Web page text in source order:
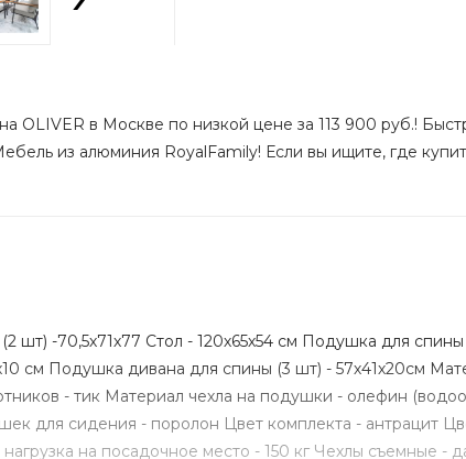
OLIVER в Москве по низкой цене за 113 900 руб.!
из алюминия RoyalFamily! Если вы ищите, где
шт) -70,5х71х77 Стол - 120х65х54 см Подушка для
см Подушка дивана для спины (3 шт) - 57х41х20см
- тик Материал чехла на подушки - олефин
для сидения - поролон Цвет комплекта - антрацит
на посадочное место - 150 кг Чехлы съемные